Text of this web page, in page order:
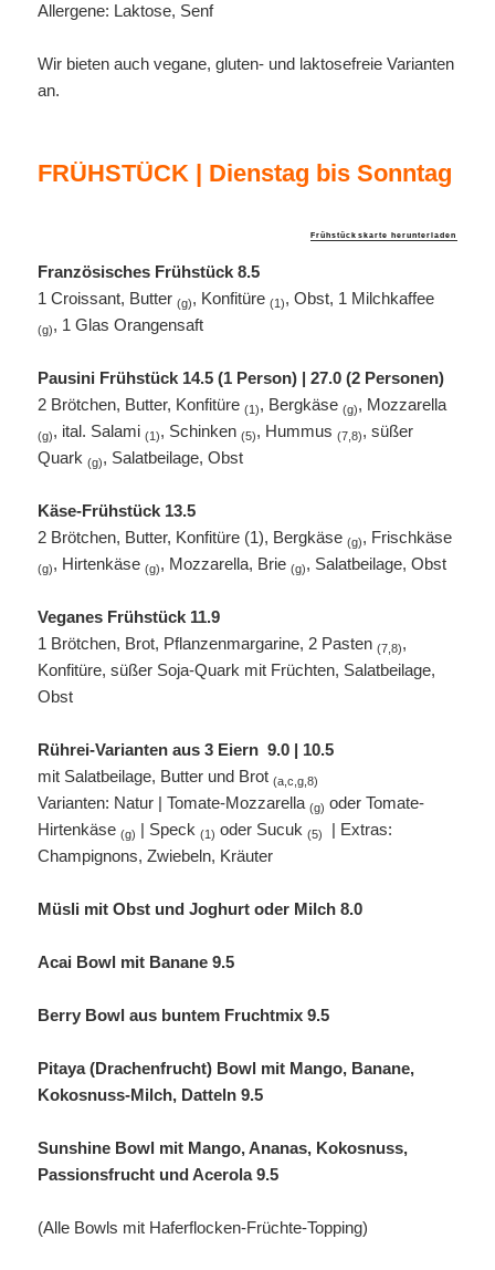
Allergene: Laktose, Senf
Wir bieten auch vegane, gluten- und laktosefreie Varianten
an.
FRÜHSTÜCK | Dienstag bis Sonntag
Frühstückskarte herunterladen
Französisches Frühstück 8.5
1 Croissant, Butter(g), Konfitüre(1), Obst, 1 Milchkaffee
(g), 1 Glas Orangensaft
Pausini Frühstück 14.5 (1 Person) | 27.0 (2 Personen)
2 Brötchen, Butter, Konfitüre(1), Bergkäse(g), Mozzarella
(g), ital. Salami(1), Schinken(5), Hummus(7,8), süßer
Quark(g), Salatbeilage, Obst
Käse-Frühstück 13.5
2 Brötchen, Butter, Konfitüre (1), Bergkäse(g), Frischkäse
(g), Hirtenkäse(g), Mozzarella, Brie(g), Salatbeilage, Obst
Veganes Frühstück 11.9
1 Brötchen, Brot, Pflanzenmargarine, 2 Pasten(7,8),
Konfitüre, süßer Soja-Quark mit Früchten, Salatbeilage,
Obst
Rührei-Varianten aus 3 Eiern 9.0 | 10.5
mit Salatbeilage, Butter und Brot(a,c,g,8)
Varianten: Natur | Tomate-Mozzarella(g) oder Tomate-
Hirtenkäse(g) | Speck(1) oder Sucuk(5)
| Extras:
Champignons, Zwiebeln, Kräuter
Müsli mit Obst und Joghurt oder Milch 8.0
Acai Bowl mit Banane 9.5
Berry Bowl aus buntem Fruchtmix 9.5
Pitaya (Drachenfrucht) Bowl mit Mango, Banane,
Kokosnuss-Milch, Datteln9.5
Sunshine Bowl mit Mango, Ananas, Kokosnuss,
Passionsfrucht und Acerola 9.5
(Alle Bowls mit Haferflocken-Früchte-Topping)